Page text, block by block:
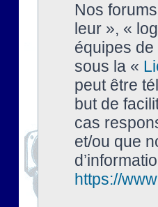
Nos
leur », «
équipes
sous la «
peut être
but de
cas
et/ou que
https://